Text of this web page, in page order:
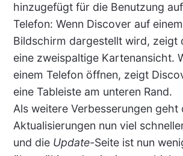
hinzugefügt für die Benutzung
Telefon: Wenn Discover auf
Bildschirm dargestellt wird, zeigt
eine zweispaltige Kartenansicht.
einem Telefon öffnen, zeigt
eine Tableiste am unteren Rand.
Als weitere Verbesserungen geht
Aktualisierungen nun viel
und die Update-Seite ist nun